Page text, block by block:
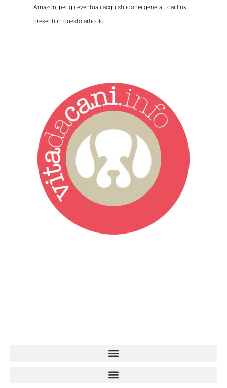
Amazon, per gli eventuali acquisti idonei generati dai link
presenti in questo articolo.